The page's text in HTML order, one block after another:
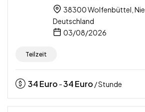
38300 Wolfenbüttel,
Deutschland
03/08/2026
Teilzeit
34Euro -34Euro / Stunde